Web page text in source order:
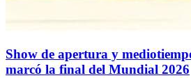
Show de apertura y
marcó la final del Mundial 2026